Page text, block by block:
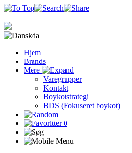
da
Hjem
Brands
Mere
Varegrupper
Kontakt
Boykotstrategi
BDS (Fokuseret boykot)
0